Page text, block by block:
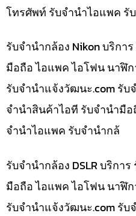
โทรศัพท์ รับจำนำไอแพค รั
รับจำนำกล้อง Nikon บริกา
มือถือ ไอแพค ไอโฟน นาฬิ
รับจํานําแจ้งวัฒนะ.com รับ
จำนำสินค้าไอที รับจำนำมื
จำนำไอแพค รับจำนำกล้
รับจำนำกล้อง DSLR บริกา
มือถือ ไอแพค ไอโฟน นาฬิ
รับจํานําแจ้งวัฒนะ.com รับ